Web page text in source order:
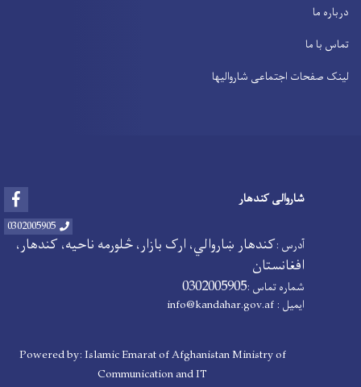
درباره ما
تماس با ما
لینک صفحات اجتماعی شاروالیها
شاروالی کندهار
0302005905
آدرس :کندهار ښاروالي، ارک بازار، څلورمه ناحیه، کندهار،
افغانستان
شماره تماس :0302005905
ایمیل : info@kandahar.gov.af
Powered by: Islamic Emarat of Afghanistan Ministry of
Communication and IT